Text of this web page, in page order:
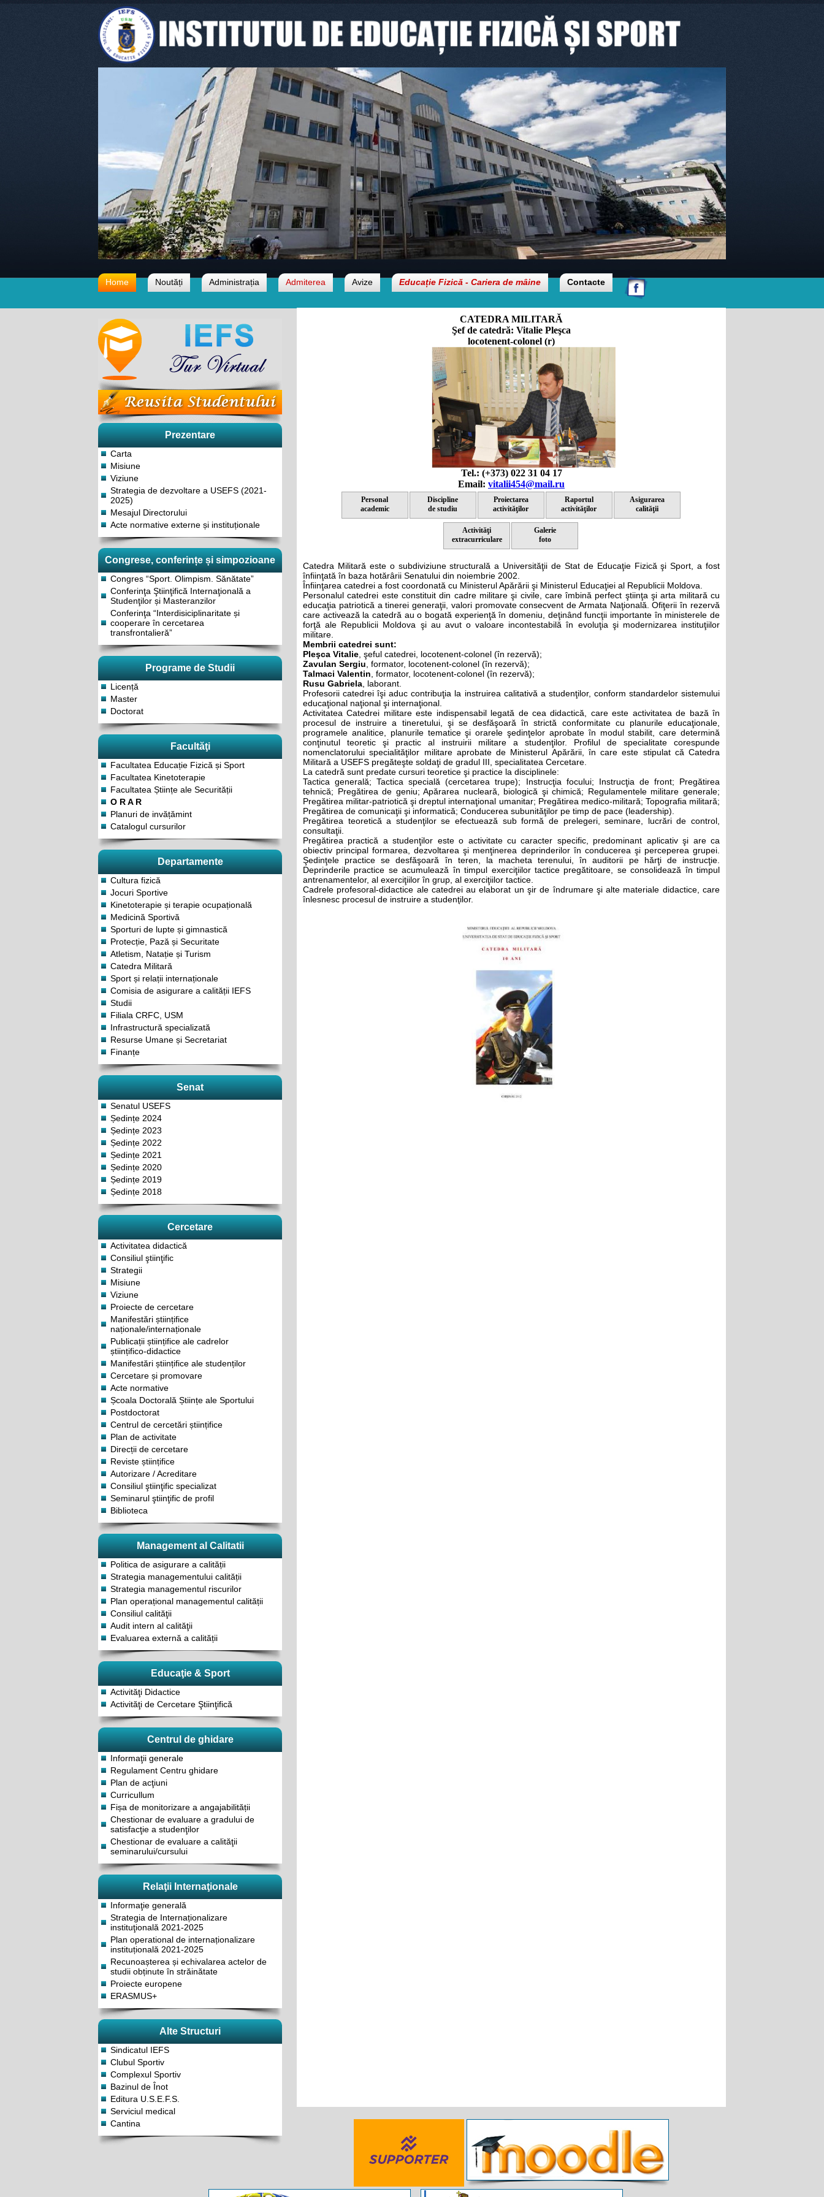
Home Noutăți Administrația Admiterea Avize Educație Fizică - Cariera de mâine Contacte
Prezentare
Carta
Misiune
Viziune
Strategia de dezvoltare a USEFS (2021-
2025)
Mesajul Directorului
Acte normative externe și instituționale
Congrese, conferințe și simpozioane
Congres “Sport. Olimpism. Sănătate”
Conferinţa Ştiinţifică Internaţională a
Studenţilor și Masteranzilor
Conferinţa “Interdisiciplinaritate și
cooperare în cercetarea
transfrontalieră”
Programe de Studii
Licență
Master
Doctorat
Facultăţi
Facultatea Educație Fizică și Sport
Facultatea Kinetoterapie
Facultatea Științe ale Securității
O R A R
Planuri de invățămint
Catalogul cursurilor
Departamente
Cultura fizică
Jocuri Sportive
Kinetoterapie și terapie ocupațională
Medicină Sportivă
Sporturi de lupte și gimnastică
Protecție, Pază și Securitate
Atletism, Natație și Turism
Catedra Militară
Sport și relații internaționale
Comisia de asigurare a calității IEFS
Studii
Filiala CRFC, USM
Infrastructură specializată
Resurse Umane și Secretariat
Finanțe
Senat
Senatul USEFS
Ședințe 2024
Ședințe 2023
Ședințe 2022
Ședințe 2021
Ședințe 2020
Ședințe 2019
Ședințe 2018
Cercetare
Activitatea didactică
Consiliul ştiinţific
Strategii
Misiune
Viziune
Proiecte de cercetare
Manifestări științifice
naționale/internaționale
Publicații științifice ale cadrelor
științifico-didactice
Manifestări științifice ale studenților
Cercetare și promovare
Acte normative
Școala Doctorală Științe ale Sportului
Postdoctorat
Centrul de cercetări științifice
Plan de activitate
Direcții de cercetare
Reviste științifice
Autorizare / Acreditare
Consiliul ştiinţific specializat
Seminarul ştiinţific de profil
Biblioteca
Management al Calitatii
Politica de asigurare a calității
Strategia managementului calității
Strategia managementul riscurilor
Plan operațional managementul calității
Consiliul calităţii
Audit intern al calităţii
Evaluarea externă a calității
Educaţie & Sport
Activităţi Didactice
Activităţi de Cercetare Ştiinţifică
Centrul de ghidare
Informaţii generale
Regulament Centru ghidare
Plan de acţiuni
Curricullum
Fișa de monitorizare a angajabilității
Chestionar de evaluare a gradului de
satisfacţie a studenţilor
Chestionar de evaluare a calităţii
seminarului/cursului
Relaţii Internaţionale
Informaţie generală
Strategia de Internaționalizare
instituţională 2021-2025
Plan operational de internaționalizare
instituțională 2021-2025
Recunoașterea și echivalarea actelor de
studii obținute în străinătate
Proiecte europene
ERASMUS+
Alte Structuri
Sindicatul IEFS
Clubul Sportiv
Complexul Sportiv
Bazinul de Înot
Editura U.S.E.F.S.
Serviciul medical
Cantina
CATEDRA MILITARĂ
Şef de catedră: Vitalie Pleşca
locotenent-colonel (r)
Tel.: (+373) 022 31 04 17
Email: vitalii454@mail.ru
Personal
academic
Discipline
de studiu
Proiectarea
activităţilor
Raportul
activităţilor
Asigurarea
calităţii
Activităţi
extracurriculare
Galerie
foto
Catedra Militară este o subdiviziune structurală a Universităţii de Stat de Educaţie Fizică şi Sport, a fost
înfiinţată în baza hotărârii Senatului din noiembrie 2002.
Înfiinţarea catedrei a fost coordonată cu Ministerul Apărării şi Ministerul Educaţiei al Republicii Moldova.
Personalul catedrei este constituit din cadre militare şi civile, care îmbină perfect ştiinţa şi arta militară cu
educaţia patriotică a tinerei generaţii, valori promovate consecvent de Armata Naţională. Ofiţerii în rezervă
care activează la catedră au o bogată experienţă în domeniu, deţinând funcţii importante în ministerele de
forţă ale Republicii Moldova şi au avut o valoare incontestabilă în evoluţia şi modernizarea instituţiilor
militare.
Membrii catedrei sunt:
Pleşca Vitalie , şeful catedrei, locotenent-colonel (în rezervă);
Zavulan Sergiu , formator, locotenent-colonel (în rezervă);
Talmaci Valentin , formator, locotenent-colonel (în rezervă);
Rusu Gabriela , laborant.
Profesorii catedrei îşi aduc contribuţia la instruirea calitativă a studenţilor, conform standardelor sistemului
educaţional naţional şi internaţional.
Activitatea Catedrei militare este indispensabil legată de cea didactică, care este activitatea de bază în
procesul de instruire a tineretului, şi se desfăşoară în strictă conformitate cu planurile educaţionale,
programele analitice, planurile tematice şi orarele şedinţelor aprobate în modul stabilit, care determină
conţinutul teoretic şi practic al instruirii militare a studenţilor. Profilul de specialitate corespunde
nomenclatorului specialităţilor militare aprobate de Ministerul Apărării, în care este stipulat că Catedra
Militară a USEFS pregăteşte soldaţi de gradul III, specialitatea Cercetare.
La catedră sunt predate cursuri teoretice şi practice la disciplinele:
Tactica generală; Tactica specială (cercetarea trupe); Instrucţia focului; Instrucţia de front; Pregătirea
tehnică; Pregătirea de geniu; Apărarea nucleară, biologică şi chimică; Regulamentele militare generale;
Pregătirea militar-patriotică şi dreptul internaţional umanitar; Pregătirea medico-militară; Topografia militară;
Pregătirea de comunicaţii şi informatică; Conducerea subunităţilor pe timp de pace (leadership).
Pregătirea teoretică a studenţilor se efectuează sub formă de prelegeri, seminare, lucrări de control,
consultaţii.
Pregătirea practică a studenţilor este o activitate cu caracter specific, predominant aplicativ şi are ca
obiectiv principal formarea, dezvoltarea şi menţinerea deprinderilor în conducerea şi perceperea grupei.
Şedinţele practice se desfăşoară în teren, la macheta terenului, în auditorii pe hărţi de instrucţie.
Deprinderile practice se acumulează în timpul exerciţiilor tactice pregătitoare, se consolidează în timpul
antrenamentelor, al exerciţiilor în grup, al exerciţiilor tactice.
Cadrele profesoral-didactice ale catedrei au elaborat un şir de îndrumare şi alte materiale didactice, care
înlesnesc procesul de instruire a studenţilor.